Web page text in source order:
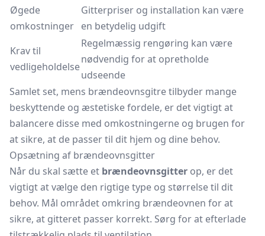
Øgede
omkostninger
Gitterpriser og installation kan være
en betydelig udgift
Krav til
vedligeholdelse
Regelmæssig rengøring kan være
nødvendig for at opretholde
udseende
Samlet set, mens brændeovnsgitre tilbyder mange
beskyttende og æstetiske fordele, er det vigtigt at
balancere disse med omkostningerne og brugen for
at sikre, at de passer til dit hjem og dine behov.
Opsætning af brændeovnsgitter
Når du skal sætte et brændeovnsgitter op, er det
vigtigt at vælge den rigtige type og størrelse til dit
behov. Mål området omkring brændeovnen for at
sikre, at gitteret passer korrekt. Sørg for at efterlade